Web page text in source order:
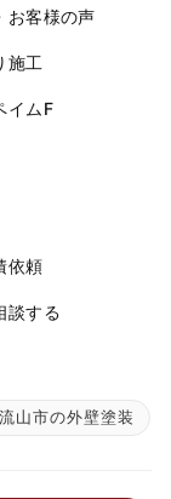
お客様の声
施工
イムF
依頼
談する
流山市の外壁塗装